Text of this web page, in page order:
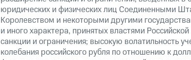
юридических и физических лиц Соединенными
Королевством и некоторыми другими
и иного характера, принятых властями
санкции и ограничения; высокую волатильность
колебания российского рубля по отношению к